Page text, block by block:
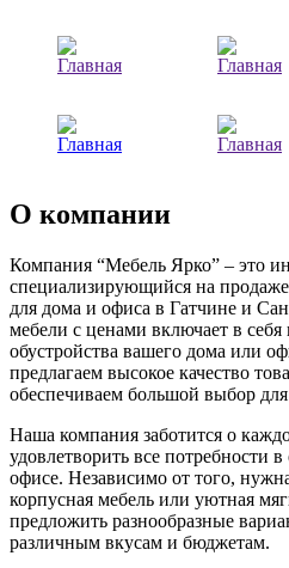
О компании
Компания “Мебель Ярко” – это
специализирующийся на
для дома и офиса в Гатчине и
мебели с ценами включает в себя
обустройства вашего дома или
предлагаем высокое качество
обеспечиваем большой выбор
Наша компания заботится о
удовлетворить все потребности
офисе. Независимо от того,
корпусная мебель или уютная
предложить разнообразные
различным вкусам и бюджетам.